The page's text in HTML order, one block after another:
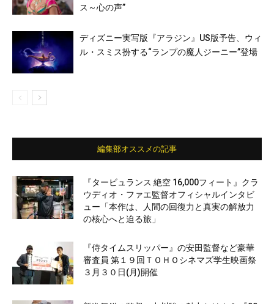
ス～心の声”
ディズニー実写版『アラジン』US版予告、ウィ
ル・スミス扮する“ランプの魔人ジーニー”登場
編集部オススメの記事
『タービュランス 絶空 16,000フィート』クラ
ウディオ・ファエ監督オフィシャルインタビ
ュー「本作は、人間の回復力と真実の解放力
の核心へと迫る旅」
『侍タイムスリッパー』の安田監督など豪華
審査員 第１９回ＴＯＨＯシネマズ学生映画祭
３月３０日(月)開催